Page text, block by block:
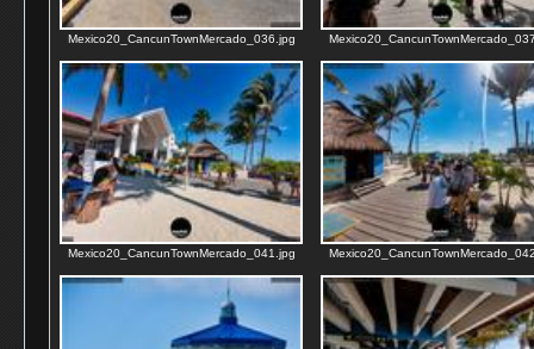
Mexico20_CancunTownMercado_036.jpg
Mexico20_CancunTownMercado_041.jpg